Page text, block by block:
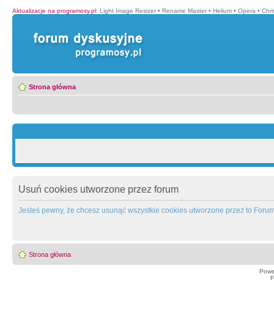
Aktualizacje na programosy.pl: Light Image Resizer • Rename Master • Helium • Opera •
Strona główna
Usuń cookies utworzone przez forum
Jesteś pewny, że chcesz usunąć wszystkie cookies utworzone przez to
Strona główna